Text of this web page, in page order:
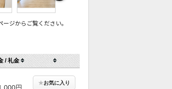
ジからご覧ください。
/ 礼金
★お気に入り